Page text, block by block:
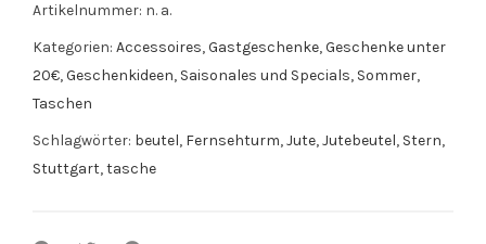
Artikelnummer: n. a.
Kategorien: Accessoires,Gastgeschenke,Geschenke unter
20€,Geschenkideen, Saisonales und Specials, Sommer,
Taschen
Schlagwörter: beutel, Fernsehturm,Jute,Jutebeutel, Stern,
Stuttgart,tasche